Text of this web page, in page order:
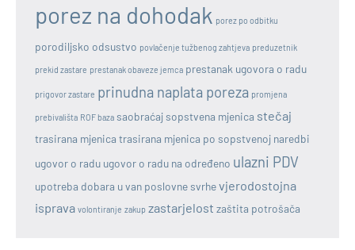
porez na dohodak porez po odbitku
porodiljsko odsustvo povlačenje tužbenog zahtjeva preduzetnik
prekid zastare prestanak obaveze jemca prestanak ugovora o radu
prigovor zastare prinudna naplata poreza promjena
prebivališta ROF baza saobraćaj sopstvena mjenica stečaj
trasirana mjenica trasirana mjenica po sopstvenoj naredbi
ugovor o radu ugovor o radu na određeno ulazni PDV
upotreba dobara u van poslovne svrhevjerodostojna
isprava volontiranje zakup zastarjelost zaštita potrošača